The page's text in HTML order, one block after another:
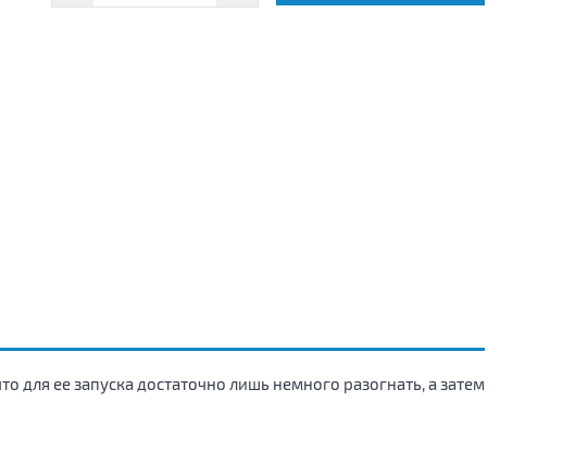
для ее запуска достаточно лишь немного разогнать, а затем